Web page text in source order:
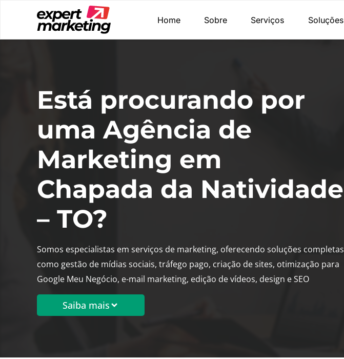
Home Sobre Serviços Soluções
Está procurando por
uma Agência de
Marketing em
Chapada da Natividade
– TO?
Somos especialistas em serviços de marketing, oferecendo soluções completas
como gestão de mídias sociais, tráfego pago, criação de sites, otimização para
Google Meu Negócio, e-mail marketing, edição de vídeos, design e SEO
Saiba mais